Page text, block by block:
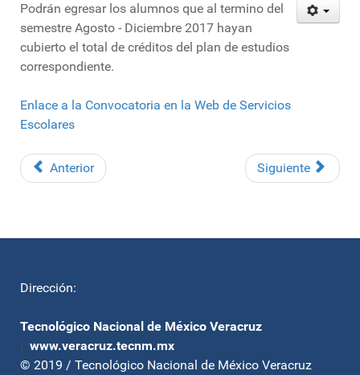
Podrán egresar los alumnos que al termino del
semestre Agosto - Diciembre 2017 hayan
cubierto el total de créditos del plan de estudios
correspondiente.
Enlace a la Convocatoria en la Web de Servicios
Escolares
Anterior Siguiente
Dirección:
Tecnológico Nacional de México Veracruz
| www.veracruz.tecnm.mx
© 2019 / Tecnológico Nacional de México Veracruz